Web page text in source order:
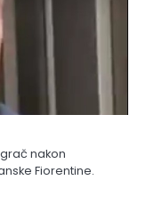
nakon
Fiorentine.